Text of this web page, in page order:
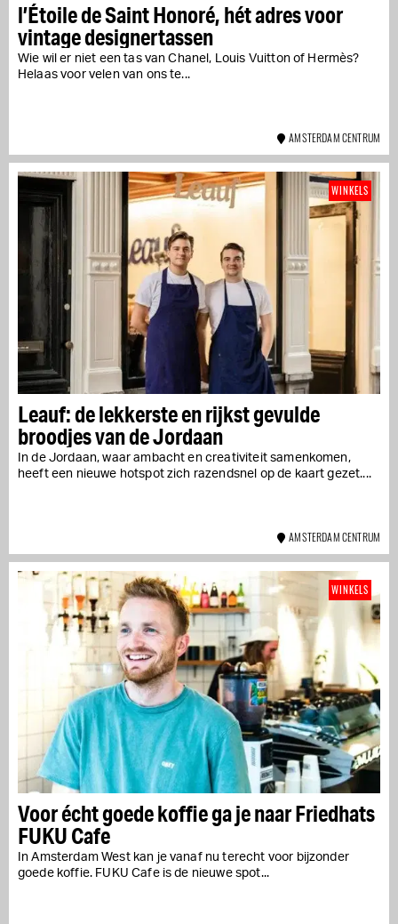
l’Étoile de Saint Honoré, hét adres voor
vintage designertassen
Wie wil er niet een tas van Chanel, Louis Vuitton of Hermès?
Helaas voor velen van ons te...
AMSTERDAM CENTRUM
Leauf: de lekkerste en rijkst gevulde
broodjes van de Jordaan
In de Jordaan, waar ambacht en creativiteit samenkomen,
heeft een nieuwe hotspot zich razendsnel op de kaart gezet....
WINKELS
AMSTERDAM CENTRUM
Voor écht goede koffie ga je naar Friedhats
FUKU Cafe
In Amsterdam West kan je vanaf nu terecht voor bijzonder
goede koffie. FUKU Cafe is de nieuwe spot...
WINKELS